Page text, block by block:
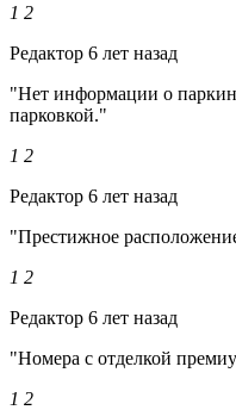
1 2
Редактор 6 лет назад
"Нет информации о
парковкой."
1 2
Редактор 6 лет назад
"Престижное
1 2
Редактор 6 лет назад
"Номера с отделкой
1 2